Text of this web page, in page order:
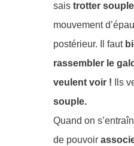
sais trotter
mouvement
postérieur. Il faut
rassembler le
veulent voir !
Ils
souple.
Quand on
de pouvoir